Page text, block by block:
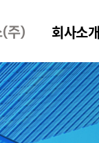
회사소개